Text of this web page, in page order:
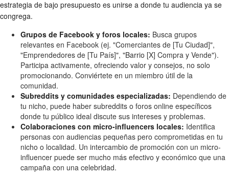
estrategia de bajo presupuesto es unirse a donde tu audiencia ya se
congrega.
Grupos de Facebook y foros locales: Busca grupos
relevantes en Facebook (ej. "Comerciantes de [Tu Ciudad]",
"Emprendedores de [Tu País]", "Barrio [X] Compra y Vende").
Participa activamente, ofreciendo valor y consejos, no solo
promocionando. Conviértete en un miembro útil de la
comunidad.
Subreddits y comunidades especializadas: Dependiendo de
tu nicho, puede haber subreddits o foros online específicos
donde tu público ideal discute sus intereses y problemas.
Colaboraciones con micro-influencers locales: Identifica
personas con audiencias pequeñas pero comprometidas en tu
nicho o localidad. Un intercambio de promoción con un micro-
influencer puede ser mucho más efectivo y económico que una
campaña con una celebridad.